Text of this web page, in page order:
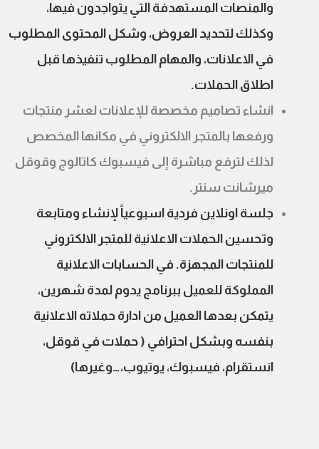
والمنصات المستهدفة التي يتواجدون فيها،
وكذلك لتحديد العروض، وشكل المحتوى المطلوب
في الاعلانات، والمهام المطلوب تنفيذها قبل
اطلاق الحملات.
انشاء تصاميم مخصصة للإعلانات لعشر منتجات
ورفعها بالمتجر الالكتروني في مكانها المخصص
لذلك لترفع مباشرة إلى فيسبوك كاتالوج وقوقل
ميرشانت سنتر.
جلسة اونلاين فردية اسبوعياً لإنشاء ومتابعة
وتحسين الحملات الاعلانية للمتجر الالكتروني
للمنتجات المجهزة. في الحسابات الاعلانية
المملوكة للعميل ببرنامج يدوم لمدة شهرين،
يتمكن بعدها العميل من ادارة حملاته الاعلانية
بنفسه وبشكل احترافي ( حملات في قوقل،
انستقرام، فيسبوك، يوتيوب،…وغيرها)